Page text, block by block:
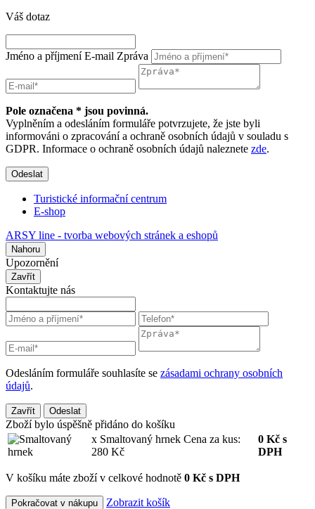
Váš dotaz
Jméno a příjmení E-mail Zpráva
Pole označena * jsou povinná.
Vyplněním a odesláním formuláře potvrzujete, že jste byli
informováni o zpracování a ochraně osobních údajů v souladu s
GDPR. Informace o ochraně osobních údajů naleznete zde.
Odeslat
Turistické informační centrum
E-shop
ARSY line - tvorba webových stránek a eshopů
Nahoru
Upozornění
Zavřít
Kontaktujte nás
Odesláním formuláře souhlasíte se zásadami ochrany osobních
údajů.
Zavřít Odeslat
Zboží bylo úspěšně přidáno do košíku
x Smaltovaný hrnek Cena za kus:
280 Kč
0 Kč s
DPH
V košíku máte zboží v celkové hodnotě 0 Kč s DPH
Pokračovat v nákupu Zobrazit košík